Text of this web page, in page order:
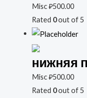
Misc₽500.00
Rated 0out of 5
нижняя
Misc₽500.00
Rated 0out of 5